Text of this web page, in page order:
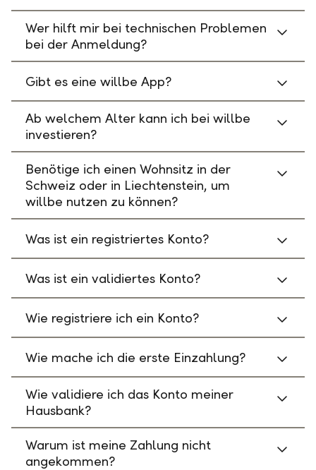
Wer hilft mir bei technischen Problemen
bei der Anmeldung?
Gibt es eine willbe App?
Ab welchem Alter kann ich bei willbe
investieren?
Benötige ich einen Wohnsitz in der
Schweiz oder in Liechtenstein, um
willbe nutzen zu können?
Was ist ein registriertes Konto?
Was ist ein validiertes Konto?
Wie registriere ich ein Konto?
Wie mache ich die erste Einzahlung?
Wie validiere ich das Konto meiner
Hausbank?
Warum ist meine Zahlung nicht
angekommen?